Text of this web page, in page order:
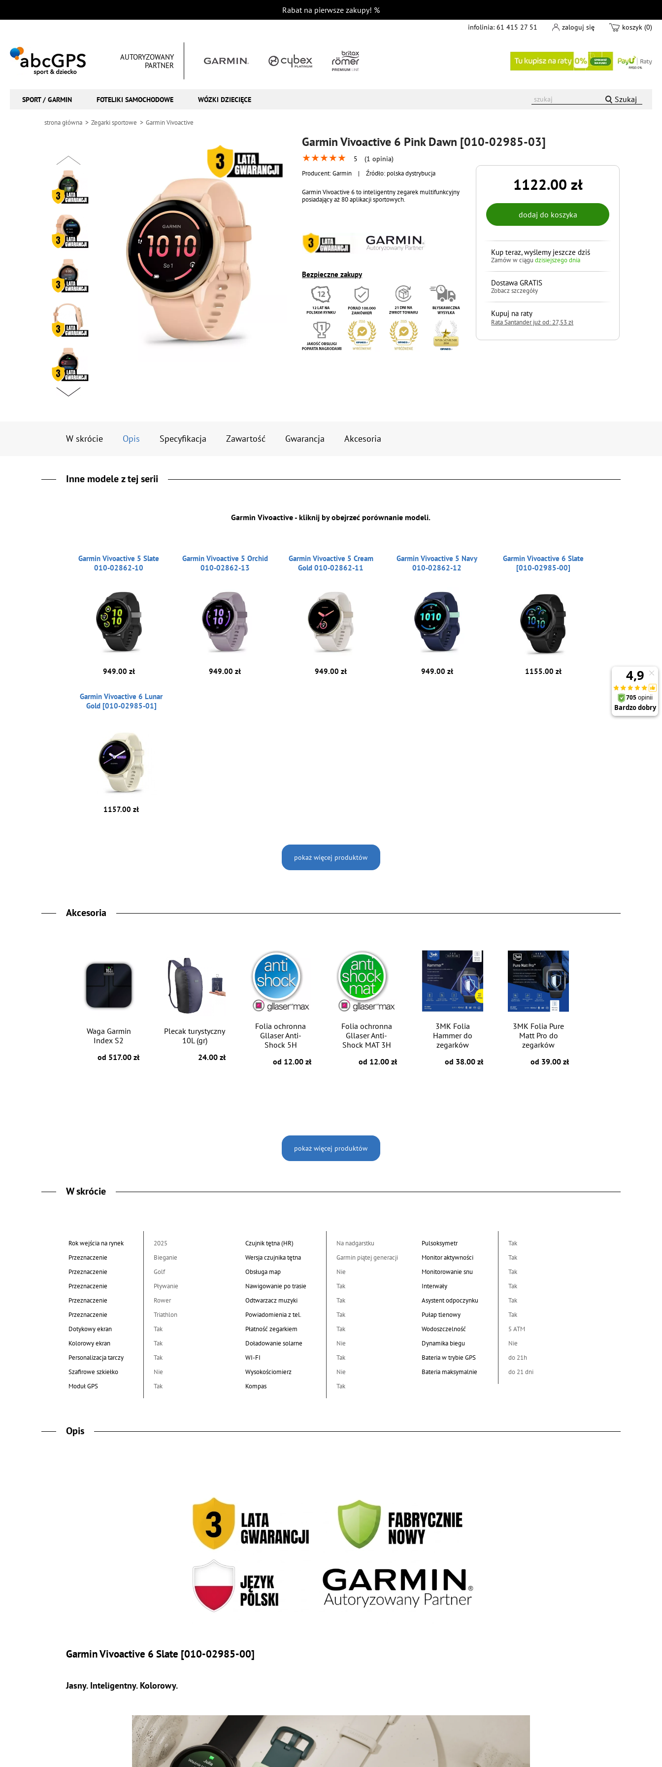
Rabat na pierwsze zakupy! %
infolinia: 61 415 27 51 zaloguj się koszyk (0)
AUTORYZOWANY
PARTNER
SPORT / GARMIN FOTELIKI SAMOCHODOWE WÓZKI DZIECIĘCE Szukaj
strona główna Zegarki sportowe Garmin Vivoactive
Garmin Vivoactive 6 Pink Dawn [010-02985-03]
★★★★★ 5 (1 opinia)
Producent:Garmin | Źródło: polska dystrybucja
Garmin Vivoactive 6 to inteligentny zegarek multifunkcyjny
posiadający aż 80 aplikacji sportowych.
Bezpieczne zakupy
1122.00 zł
Kup teraz, wyślemy jeszcze dziś
Zamów w ciągudzisiejszego dnia
Dostawa GRATIS
Zobacz szczegóły
Kupuj na raty
Rata Santander już od: 27,53 zł
W skrócie Opis Specyfikacja Zawartość Gwarancja Akcesoria
Inne modele z tej serii
Garmin Vivoactive - kliknij by obejrzeć porównanie modeli.
Garmin Vivoactive 5 Slate
010-02862-10
949.00 zł
Garmin Vivoactive 5 Orchid
010-02862-13
949.00 zł
Garmin Vivoactive 5 Cream
Gold 010-02862-11
949.00 zł
Garmin Vivoactive 5 Navy
010-02862-12
949.00 zł
Garmin Vivoactive 6 Slate
[010-02985-00]
1155.00 zł
Garmin Vivoactive 6 Lunar
Gold [010-02985-01]
1157.00 zł
pokaż więcej produktów
Akcesoria
Waga Garmin
Index S2
od 517.00 zł
Plecak turystyczny
10L (gr)
24.00 zł
Folia ochronna
Gllaser Anti-
Shock 5H
od 12.00 zł
Folia ochronna
Gllaser Anti-
Shock MAT 3H
od 12.00 zł
3MK Folia
Hammer do
zegarków
od 38.00 zł
3MK Folia Pure
Matt Pro do
zegarków
od 39.00 zł
pokaż więcej produktów
W skrócie
Rok wejścia na rynek
2025
Przeznaczenie
Bieganie
Przeznaczenie
Golf
Przeznaczenie
Pływanie
Przeznaczenie
Rower
Przeznaczenie
Triathlon
Dotykowy ekran
Tak
Kolorowy ekran
Tak
Personalizacja tarczy
Tak
Szafirowe szkiełko
Nie
Moduł GPS
Tak
Czujnik tętna (HR)
Na nadgarstku
Wersja czujnika tętna
Garmin piątej generacji
Obsługa map
Nie
Nawigowanie po trasie
Tak
Odtwarzacz muzyki
Tak
Powiadomienia z tel.
Tak
Płatność zegarkiem
Tak
Doładowanie solarne
Nie
WI-FI
Tak
Wysokościomierz
Nie
Kompas
Tak
Pulsoksymetr
Tak
Monitor aktywności
Tak
Monitorowanie snu
Tak
Interwały
Tak
Asystent odpoczynku
Tak
Pułap tlenowy
Tak
Wodoszczelność
5 ATM
Dynamika biegu
Nie
Bateria w trybie GPS
do 21h
Bateria maksymalnie
do 21 dni
Opis
Garmin Vivoactive 6 Slate [010-02985-00]
Jasny. Inteligentny. Kolorowy.